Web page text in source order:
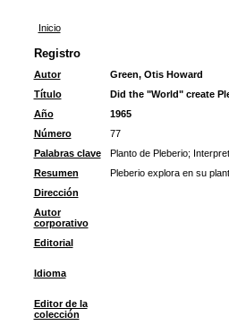
Inicio
Registro
Autor
Green, Otis Howard
Título
Did the "World" create
Año
1965
Número
77
Palabras clave
Planto de Pleberio;
Resumen
Pleberio explora en su
Dirección
Autor
corporativo
Editorial
Idioma
Editor de la
colección